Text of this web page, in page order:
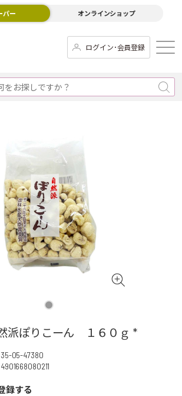
パー オンラインショップ
ログイン･会員登録
派ぽりこーん １６０ｇ *
35-05-47380
4901668080211
録する